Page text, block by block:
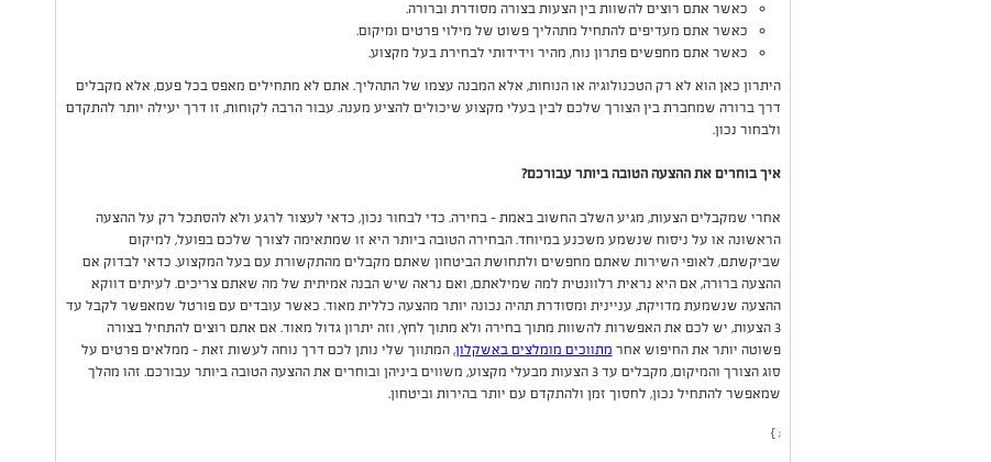
כאשר אתם רוצים להשוות בין הצעות בצורה מסודרת וברורה.
כאשר אתם מעדיפים להתחיל מתהליך פשוט של מילוי פרטים ומיקום.
כאשר אתם מחפשים פתרון נוח, מהיר וידידותי לבחירת בעל מקצוע.
היתרון כאן הוא לא רק הטכנולוגיה או הנוחות, אלא המבנה עצמו של התהליך. אתם לא מתחילים מאפס בכל פעם, אלא מקבלים
דרך ברורה שמחברת בין הצורך שלכם לבין בעלי מקצוע שיכולים להציע מענה. עבור הרבה לקוחות, זו דרך יעילה יותר להתקדם
ולבחור נכון.
איך בוחרים את ההצעה הטובה ביותר עבורכם?
אחרי שמקבלים הצעות, מגיע השלב החשוב באמת - בחירה. כדי לבחור נכון, כדאי לעצור לרגע ולא להסתכל רק על ההצעה
הראשונה או על ניסוח שנשמע משכנע במיוחד. הבחירה הטובה ביותר היא זו שמתאימה לצורך שלכם בפועל, למיקום
שביקשתם, לאופי השירות שאתם מחפשים ולתחושת הביטחון שאתם מקבלים מהתקשורת עם בעל המקצוע. כדאי לבדוק אם
ההצעה ברורה, אם היא נראית רלוונטית למה שמילאתם, ואם נראה שיש הבנה אמיתית של מה שאתם צריכים. לעיתים דווקא
ההצעה שנשמעת מדויקת, עניינית ומסודרת תהיה נכונה יותר מהצעה כללית מאוד. כאשר עובדים עם פורטל שמאפשר לקבל עד
3 הצעות, יש לכם את האפשרות להשוות מתוך בחירה ולא מתוך לחץ, וזה יתרון גדול מאוד. אם אתם רוצים להתחיל בצורה
פשוטה יותר את החיפוש אחר מתווכים מומלצים באשקלון, המתווך שלי נותן לכם דרך נוחה לעשות זאת - ממלאים פרטים על
סוג הצורך והמיקום, מקבלים עד 3 הצעות מבעלי מקצוע, משווים ביניהן ובוחרים את ההצעה הטובה ביותר עבורכם. זהו מהלך
שמאפשר להתחיל נכון, לחסוך זמן ולהתקדם עם יותר בהירות וביטחון.
; }